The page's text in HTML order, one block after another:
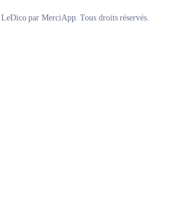
par MerciApp. Tous droits réservés.